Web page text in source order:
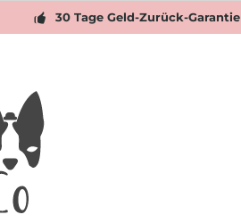
30 Tage Geld-Zurück-Garantie